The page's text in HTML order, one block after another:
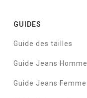
GUIDES
Guide des tailles
Guide Jeans Homme
Guide Jeans Femme